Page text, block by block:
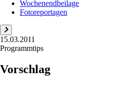
Wochenendbeilage
Fotoreportagen
15.03.2011
Programmtips
Vorschlag